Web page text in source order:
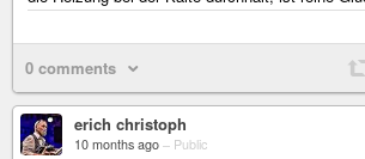
0 comments
erich christoph
10 months ago – Public